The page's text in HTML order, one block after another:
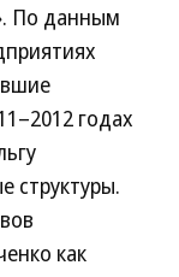
По данным
годах
структуры.
как